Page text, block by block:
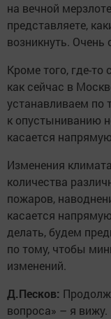
на вечной
представляете,
возникнуть. Очень
Кроме того, где-то
как сейчас в
устанавливаем по
к опустыниванию
касается
Изменения
количества
пожаров,
касается
делать, будем
по тому, чтобы
изменений.
Д.Песков:
вопроса» – я вижу.